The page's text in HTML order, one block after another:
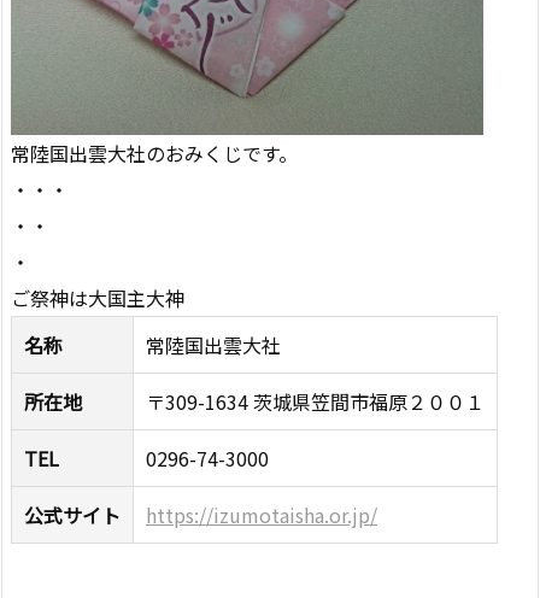
常陸国出雲大社のおみくじです。
・・・
・・
・
ご祭神は大国主大神
名称
常陸国出雲大社
所在地
〒309-1634 茨城県笠間市福原２００１
TEL
0296-74-3000
公式サイト
https://izumotaisha.or.jp/